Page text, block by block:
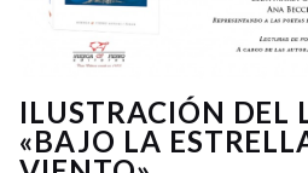
ILUSTRACIÓN DEL
«BAJO LA